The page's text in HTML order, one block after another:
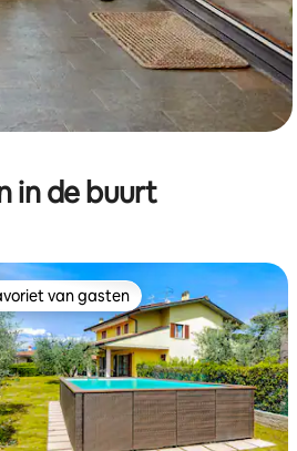
in de buurt
van gasten
van gasten